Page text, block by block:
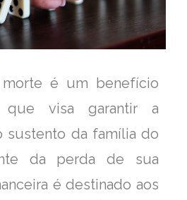
é um benefício
que visa garantir a
sustento da família do
da perda de sua
é destinado aos